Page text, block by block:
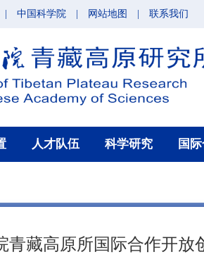
中国科学院 网站地图 联系我们
人才队伍 科学研究 国
青藏高原所国际合作开放